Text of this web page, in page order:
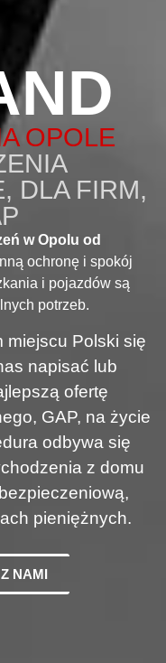
OPOLE
DLA FIRM,
w Opolu od
ochronę i spokój
i pojazdów są
potrzeb.
miejscu Polski się
napisać lub
ofertę
GAP, na życie
odbywa się
z domu
pieniężnych.
NAMI